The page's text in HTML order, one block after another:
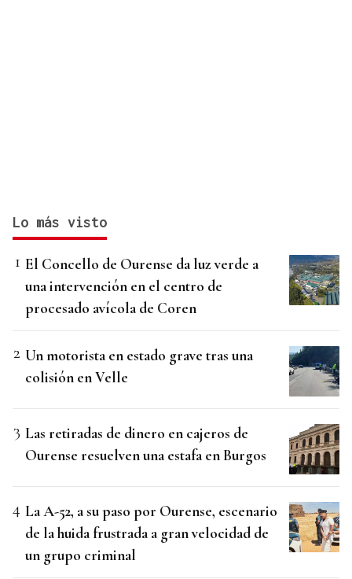
Lo más visto
El Concello de Ourense da luz verde a
una intervención en el centro de
procesado avícola de Coren
Un motorista en estado grave tras una
colisión en Velle
Las retiradas de dinero en cajeros de
Ourense resuelven una estafa en Burgos
La A-52, a su paso por Ourense, escenario
de la huida frustrada a gran velocidad de
un grupo criminal